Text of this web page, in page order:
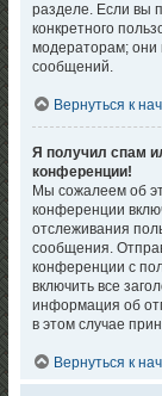
разделе. Если вы
конкретного
модераторам; они
сообщений.
Вернуться к
Я получил спам
конференции!
Мы сожалеем об
конференции
отслеживания
сообщения.
конференции с
включить все
информация об
в этом случае
Вернуться к